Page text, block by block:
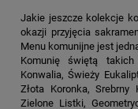
Jakie jeszcze kolekcje
okazji przyjęcia
Menu komunijne jest
Komunię świętą
Konwalia, Świeży
Złota Koronka, Srebrny
Zielone Listki,